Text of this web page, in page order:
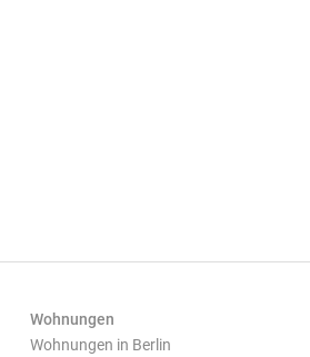
Wohnungen
Wohnungen in Berlin